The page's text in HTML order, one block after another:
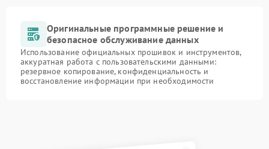
Оригинальные программные решение и
безопасное обслуживание данных
Использование официальных прошивок и инструментов,
аккуратная работа с пользовательскими данными:
резервное копирование, конфиденциальность и
восстановление информации при необходимости